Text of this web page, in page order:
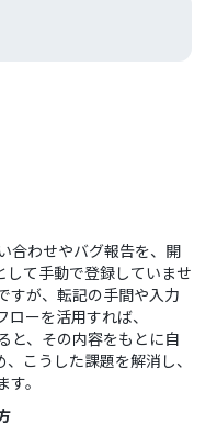
合わせやバグ報告を、開
て手動で登録していませ
すが、転記の手間や入力
ーを活用すれば、
と、その内容をもとに自
こうした課題を解消し、
。